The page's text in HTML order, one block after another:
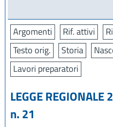
Argomenti Rif. attivi
Testo orig.
Storia
Lavori preparatori
LEGGE
n. 21